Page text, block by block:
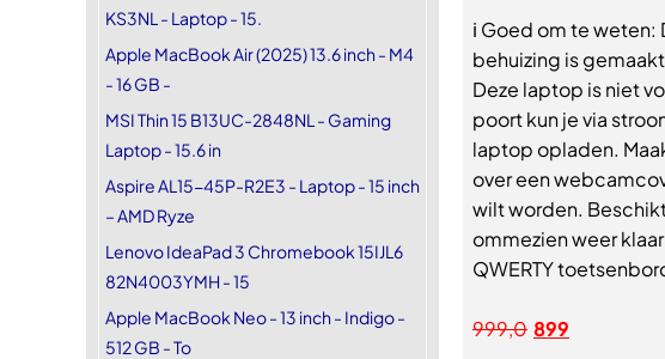
KS3NL - Laptop - 15.
Apple MacBook Air (2025) 13.6 inch - M4
- 16 GB -
MSI Thin 15 B13UC-2848NL - Gaming
Laptop - 15.6 in
Aspire AL15-45P-R2E3 - Laptop - 15 inch
– AMD Ryze
Lenovo IdeaPad 3 Chromebook 15IJL6
82N4003YMH - 15
Apple MacBook Neo - 13 inch - Indigo -
512 GB - To
ℹ Goed om te weten:
behuizing is
Deze laptop is niet
poort kun je via
laptop opladen.
over een
wilt worden.
ommezien weer
QWERTY
999,0 899